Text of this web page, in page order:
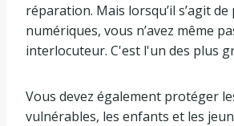
réparation. Mais lorsqu’il s’agit
numériques, vous n’avez même
interlocuteur. C'est l'un des plus
Vous devez également protéger
vulnérables, les enfants et les